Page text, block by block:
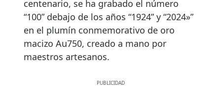
centenario, se ha grabado el número
“100” debajo de los años “1924” y “2024»”
en el plumín conmemorativo de oro
macizo Au750, creado a mano por
maestros artesanos.